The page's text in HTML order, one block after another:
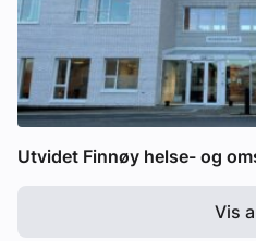
Utvidet Finnøy helse- og
Vis